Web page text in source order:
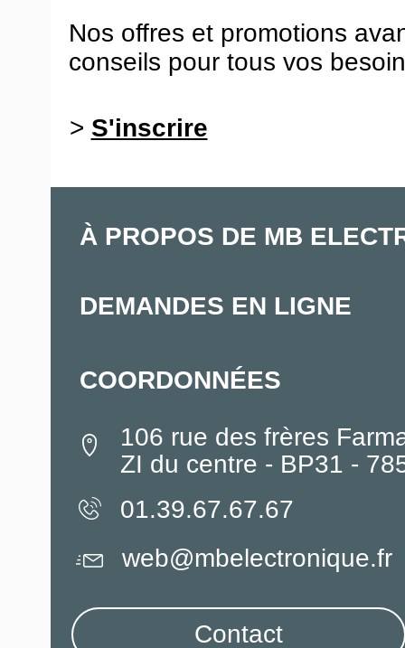
Nos offres et promotions
conseils pour tous vos
> S'inscrire
À PROPOS DE MB
DEMANDES EN LIGNE
COORDONNÉES
106 rue des frères
ZI du centre - BP31 -
01.39.67.67.67
web@mbelectronique.fr
Contact